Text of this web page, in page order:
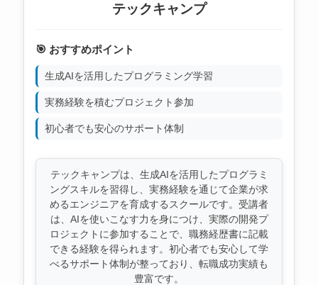
テックキャンプ
🎯 おすすめポイント
生成AIを活用したプログラミング学習
実務経験を積むプロジェクト参加
初心者でも安心のサポート体制
テックキャンプは、生成AIを活用したプログラミ
ングスキルを習得し、実務経験を通じて企業が求
めるエンジニアを育成するスクールです。受講者
は、AIを使いこなす力を身につけ、実際の開発プ
ロジェクトに参加することで、職務経歴書に記載
できる経験を得られます。初心者でも安心して学
べるサポート体制が整っており、転職成功実績も
豊富です。